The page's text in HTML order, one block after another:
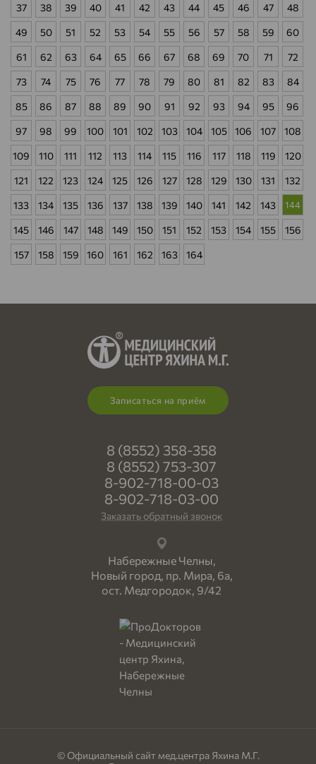
37 38 39 40 41 42 43 44 45 46 47 48
49 50 51 52 53 54 55 56 57 58 59 60
61 62 63 64 65 66 67 68 69 70 71 72
73 74 75 76 77 78 79 80 81 82 83 84
85 86 87 88 89 90 91 92 93 94 95 96
97 98 99 100 101 102 103 104 105 106 107 108
109 110 111 112 113 114 115 116 117 118 119 120
121 122 123 124 125 126 127 128 129 130 131 132
133 134 135 136 137 138 139 140 141 142 143 144
145 146 147 148 149 150 151 152 153 154 155 156
157 158 159 160 161 162 163 164
Записаться на приём
8 (8552) 358-358
8 (8552) 753-307
8-902-718-00-03
8-902-718-03-00
Заказать обратный звонок
Набережные Челны,
Новый город, пр. Мира, 6а,
ост. Медгородок, 9/42
© Официальный сайт мед.центра Яхина М.Г.